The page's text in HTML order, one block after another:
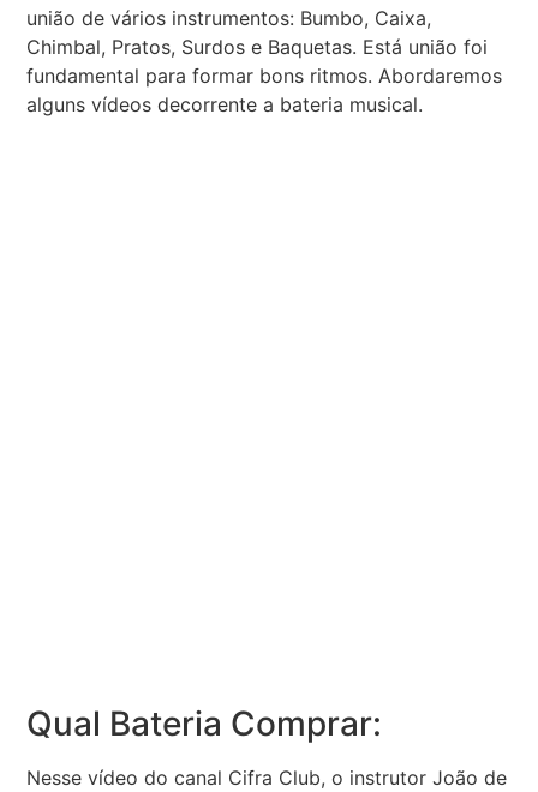
união de vários instrumentos: Bumbo, Caixa,
Chimbal, Pratos, Surdos e Baquetas. Está união foi
fundamental para formar bons ritmos. Abordaremos
alguns vídeos decorrente a bateria musical.
Qual Bateria Comprar:
Nesse vídeo do canal Cifra Club, o instrutor João de